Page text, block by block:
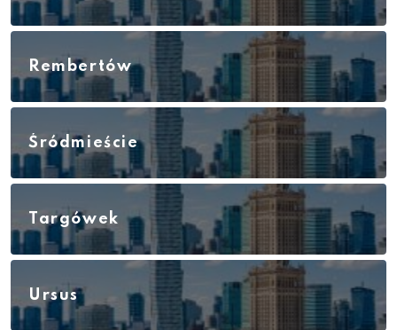
Rembertów
Śródmieście
Targówek
Ursus